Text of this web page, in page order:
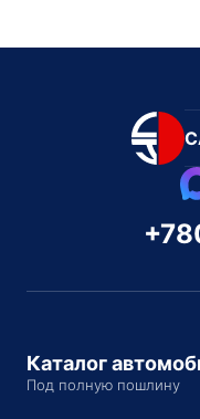
Каталог
Под полную пошлину